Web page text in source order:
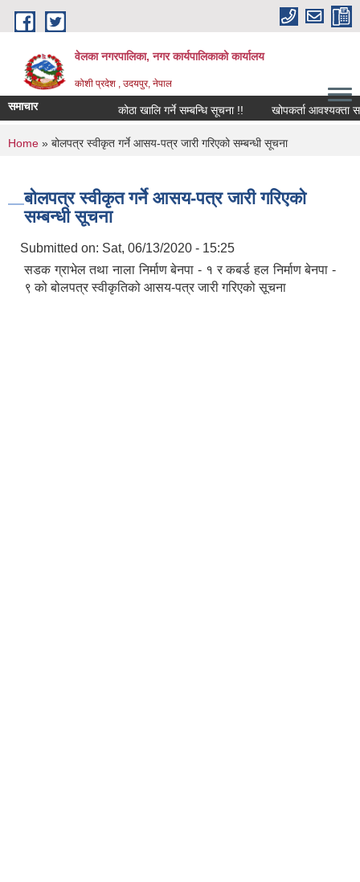
Skip to main content
वेलका नगरपालिका, नगर कार्यपालिकाको कार्यालय
कोशी प्रदेश , उदयपुर, नेपाल
समाचार कोठा खालि गर्ने सम्बन्धि सूचना !! खोपकर्ता आवश्यक्ता
You are here
Home » बोलपत्र स्वीकृत गर्ने आसय-पत्र जारी गरिएको सम्बन्धी सूचना
बोलपत्र स्वीकृत गर्ने आसय-पत्र जारी गरिएको
सम्बन्धी सूचना
Submitted on: Sat, 06/13/2020 - 15:25
सडक ग्राभेल तथा नाला निर्माण बेनपा - १ र कबर्ड हल निर्माण बेनपा -
९ को बोलपत्र स्वीकृतिको आसय-पत्र जारी गरिएको सूचना